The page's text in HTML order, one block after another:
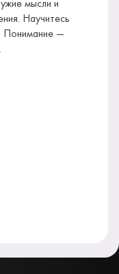
мысли и
Научитесь
Понимание —